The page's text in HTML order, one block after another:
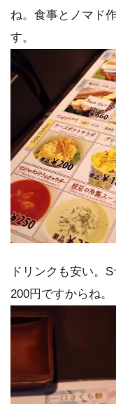
ね。食事とノマド
す。
ドリンクも安い。
200円ですからね。